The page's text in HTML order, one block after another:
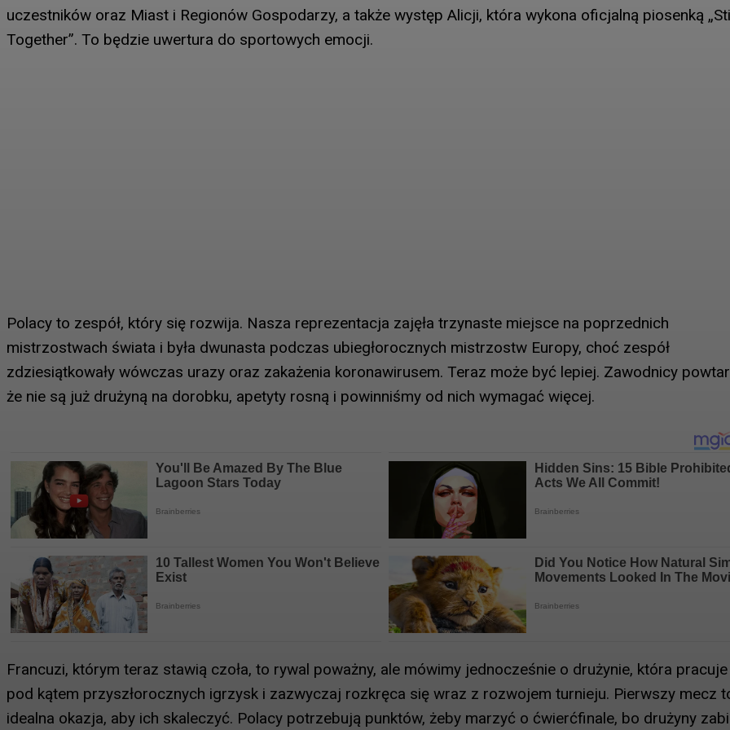
uczestników oraz Miast i Regionów Gospodarzy, a także występ Alicji, która wykona oficjalną piosenką
Together”. To będzie uwertura do sportowych emocji.
Polacy to zespół, który się rozwija. Nasza reprezentacja zajęła trzynaste miejsce na poprzednich
mistrzostwach świata i była dwunasta podczas ubiegłorocznych mistrzostw Europy, choć zespół
zdziesiątkowały wówczas urazy oraz zakażenia koronawirusem. Teraz może być lepiej. Zawodnicy
że nie są już drużyną na dorobku, apetyty rosną i powinniśmy od nich wymagać więcej.
Francuzi, którym teraz stawią czoła, to rywal poważny, ale mówimy jednocześnie o drużynie, która
pod kątem przyszłorocznych igrzysk i zazwyczaj rozkręca się wraz z rozwojem turnieju. Pierwszy mecz
idealna okazja, aby ich skaleczyć. Polacy potrzebują punktów, żeby marzyć o ćwierćfinale, bo drużyny